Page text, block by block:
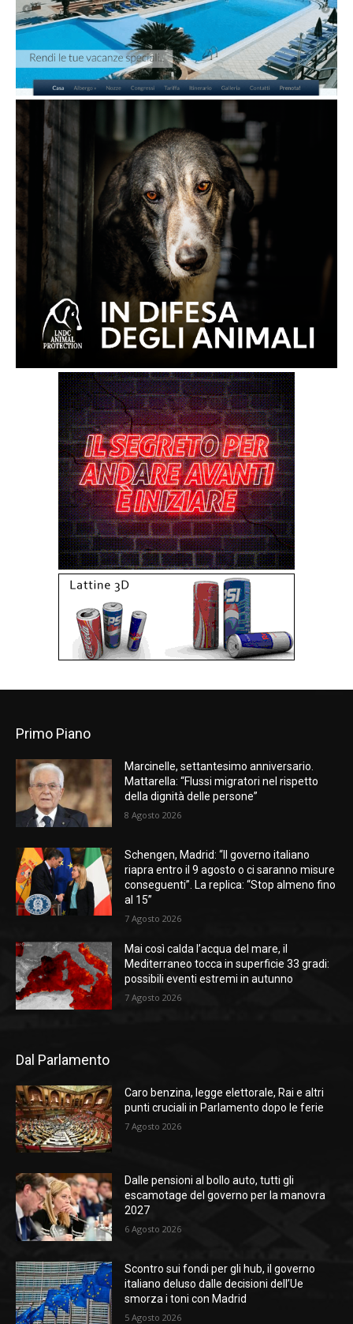
Primo Piano
Marcinelle, settantesimo anniversario.
Mattarella: “Flussi migratori nel rispetto
della dignità delle persone”
8 Agosto 2026
Schengen, Madrid: “Il governo italiano
riapra entro il 9 agosto o ci saranno misure
conseguenti”. La replica: “Stop almeno fino
al 15”
7 Agosto 2026
Mai così calda l’acqua del mare, il
Mediterraneo tocca in superficie 33 gradi:
possibili eventi estremi in autunno
7 Agosto 2026
Dal Parlamento
Caro benzina, legge elettorale, Rai e altri
punti cruciali in Parlamento dopo le ferie
7 Agosto 2026
Dalle pensioni al bollo auto, tutti gli
escamotage del governo per la manovra
2027
6 Agosto 2026
Scontro sui fondi per gli hub, il governo
italiano deluso dalle decisioni dell’Ue
smorza i toni con Madrid
5 Agosto 2026